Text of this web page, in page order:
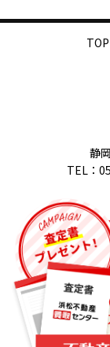
TOP
静
TEL：